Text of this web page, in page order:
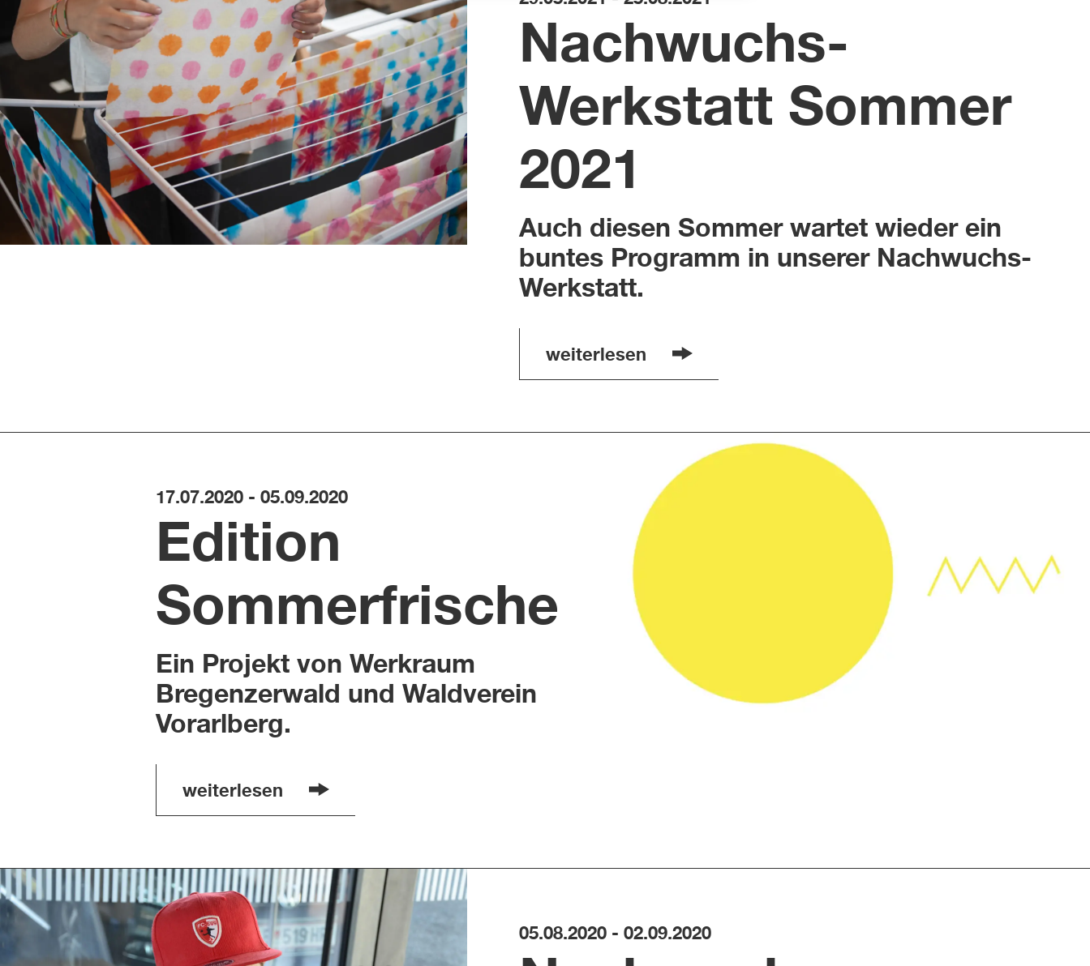
Nachwuchs-
Werkstatt Sommer
2021
Auch diesen Sommer wartet wieder ein
buntes Programm in unserer Nachwuchs-
Werkstatt.
weiterlesen
17.07.2020 - 05.09.2020
Edition
Sommerfrische
Ein Projekt von Werkraum
Bregenzerwald und Waldverein
Vorarlberg.
weiterlesen
05.08.2020 - 02.09.2020